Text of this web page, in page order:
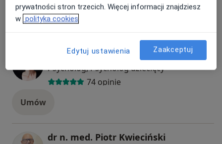
Wszystkie
mgr Wiktoria Niedzielska-Galant
Psycholog, Psycholog dziecięcy
74 opinie
Popularny
Umów
dr n. med. Piotr Kwieciński
prywatności stron trzecich. Więcej informacji znajdziesz
w polityka cookies
Edytuj ustawienia Zaakceptuj